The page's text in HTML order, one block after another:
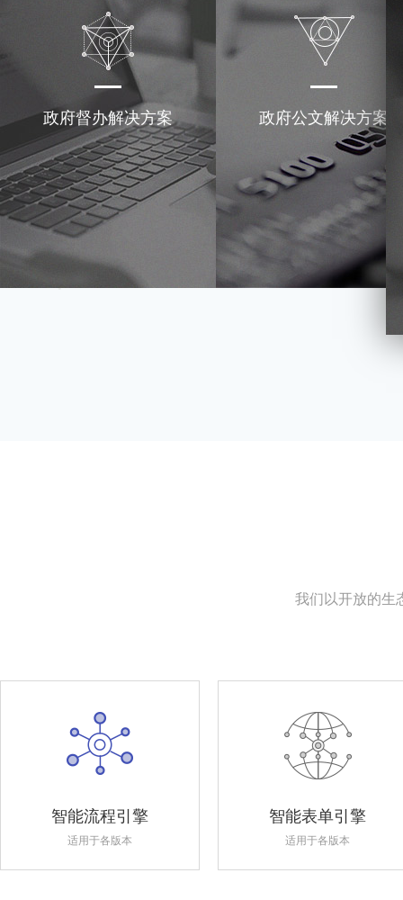
政府督办解决方案 政府公文解决方案
我们以开放的生
智能流程引擎
适用于各版本
智能表单引擎
适用于各版本